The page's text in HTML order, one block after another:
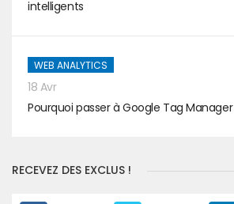
intelligents
WEB ANALYTICS
18 Avr
Pourquoi passer à Google Tag
RECEVEZ DES EXCLUS !